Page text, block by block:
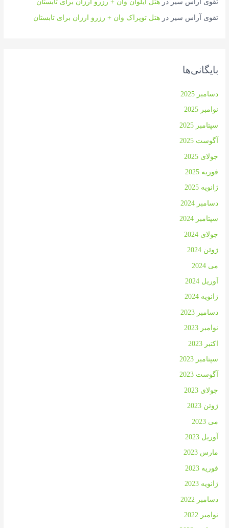
تقوی آراس سیر درهتل ایلوان وان + رزرو ارزان برای تابستان
تقوی آراس سیر درهتل توپراک وان + رزرو ارزان برای تابستان
بایگانی‌ها
دسامبر 2025
نوامبر 2025
سپتامبر 2025
آگوست 2025
جولای 2025
فوریه 2025
ژانویه 2025
دسامبر 2024
سپتامبر 2024
جولای 2024
ژوئن 2024
می 2024
آوریل 2024
ژانویه 2024
دسامبر 2023
نوامبر 2023
اکتبر 2023
سپتامبر 2023
آگوست 2023
جولای 2023
ژوئن 2023
می 2023
آوریل 2023
مارس 2023
فوریه 2023
ژانویه 2023
دسامبر 2022
نوامبر 2022